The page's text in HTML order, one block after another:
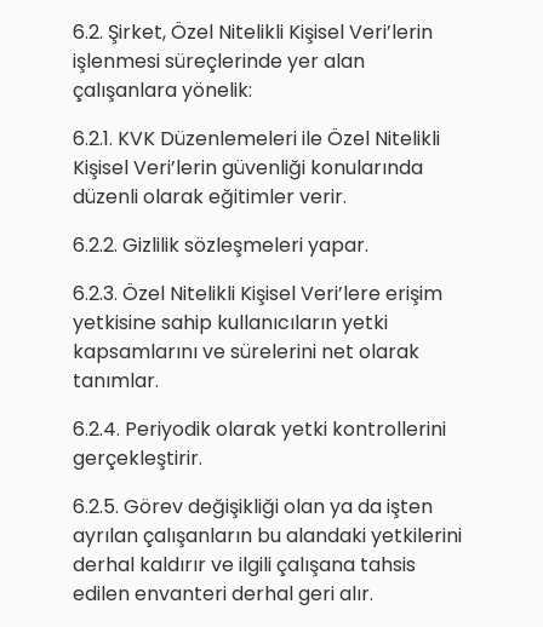
6.2. Şirket, Özel Nitelikli Kişisel Veri’lerin
işlenmesi süreçlerinde yer alan
çalışanlara yönelik:
6.2.1. KVK Düzenlemeleri ile Özel Nitelikli
Kişisel Veri’lerin güvenliği konularında
düzenli olarak eğitimler verir.
6.2.2. Gizlilik sözleşmeleri yapar.
6.2.3. Özel Nitelikli Kişisel Veri’lere erişim
yetkisine sahip kullanıcıların yetki
kapsamlarını ve sürelerini net olarak
tanımlar.
6.2.4. Periyodik olarak yetki kontrollerini
gerçekleştirir.
6.2.5. Görev değişikliği olan ya da işten
ayrılan çalışanların bu alandaki yetkilerini
derhal kaldırır ve ilgili çalışana tahsis
edilen envanteri derhal geri alır.